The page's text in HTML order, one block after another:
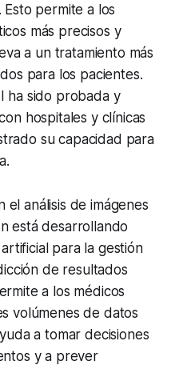
Esto permite a los
más precisos y
a un tratamiento más
para los pacientes.
ha sido probada y
hospitales y clínicas
su capacidad para
análisis de imágenes
está desarrollando
para la gestión
de resultados
a los médicos
volúmenes de datos
a tomar decisiones
y a prever